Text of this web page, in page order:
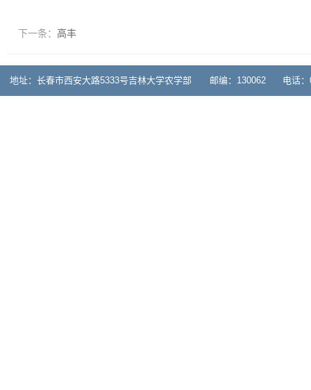
下一条： 高丰
地址：长春市西安大路5333号吉林大学农学部 邮编：130062 电话